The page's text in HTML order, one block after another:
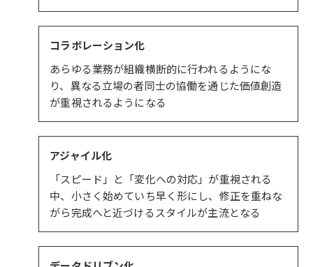
コラボレーション化
あらゆる業務が組織横断的に行われるようにな
り、異なる立場の者同士の協働を通じた価値創造
が重視されるようになる
アジャイル化
「スピード」と「変化への対応」が重視される
中、小さく始めていち早く形にし、修正を重ねな
がら完成へと近づけるスタイルが主流となる